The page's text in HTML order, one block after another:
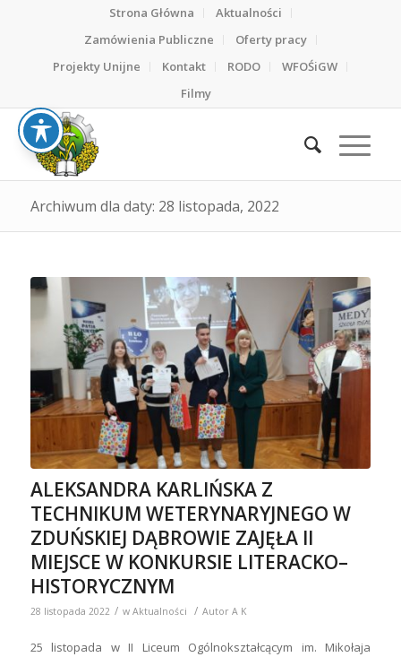
Strona Główna
Aktualności
Zamówienia Publiczne
Oferty pracy
Projekty Unijne
Kontakt RODO
WFOŚiGW
Filmy
Archiwum dla daty: 28 listopada, 2022
ALEKSANDRA KARLIŃSKA Z
TECHNIKUM WETERYNARYJNEGO W
ZDUŃSKIEJ DĄBROWIE ZAJĘŁA II
MIEJSCE W KONKURSIE LITERACKO–
HISTORYCZNYM
28 listopada 2022 / w Aktualności / Autor A K
25 listopada w II Liceum Ogólnokształcącym im. Mikołaja